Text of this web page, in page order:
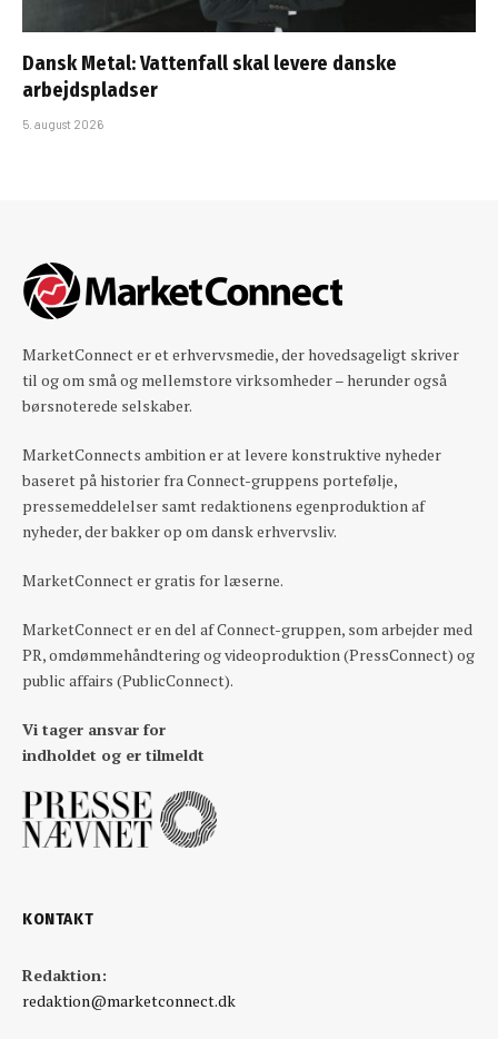
Dansk Metal: Vattenfall skal levere danske
arbejdspladser
5. august 2026
MarketConnect er et erhvervsmedie, der hovedsageligt skriver
til og om små og mellemstore virksomheder – herunder også
børsnoterede selskaber.
MarketConnects ambition er at levere konstruktive nyheder
baseret på historier fra Connect-gruppens portefølje,
pressemeddelelser samt redaktionens egenproduktion af
nyheder, der bakker op om dansk erhvervsliv.
MarketConnect er gratis for læserne.
MarketConnect er en del af Connect-gruppen, som arbejder med
PR, omdømmehåndtering og videoproduktion (PressConnect) og
public affairs (PublicConnect).
Vi tager ansvar for
indholdet og er tilmeldt
KONTAKT
Redaktion:
redaktion@marketconnect.dk